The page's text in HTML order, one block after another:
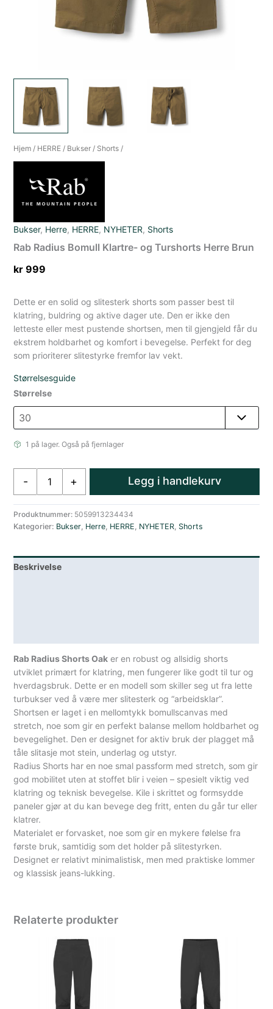
Hjem / HERRE / Bukser / Shorts /
Bukser, Herre, HERRE, NYHETER, Shorts
Rab Radius Bomull Klartre- og Turshorts Herre Brun
kr 999
Dette er en solid og slitesterk shorts som passer best til
klatring, buldring og aktive dager ute. Den er ikke den
letteste eller mest pustende shortsen, men til gjengjeld får du
ekstrem holdbarhet og komfort i bevegelse. Perfekt for deg
som prioriterer slitestyrke fremfor lav vekt.
Størrelsesguide
Størrelse
1 på lager. Også på fjernlager
-
Klartre-
og
Herre
Brun
+ Legg i handlekurv
Produktnummer: 5059913234434
Kategorier: Bukser, Herre, HERRE, NYHETER, Shorts
Beskrivelse
Rab Radius Shorts Oak er en robust og allsidig shorts
utviklet primært for klatring, men fungerer like godt til tur og
hverdagsbruk. Dette er en modell som skiller seg ut fra lette
turbukser ved å være mer slitesterk og “arbeidsklar”.
Shortsen er laget i en mellomtykk bomullscanvas med
stretch, noe som gir en perfekt balanse mellom holdbarhet og
bevegelighet. Den er designet for aktiv bruk der plagget må
tåle slitasje mot stein, underlag og utstyr.
Radius Shorts har en noe smal passform med stretch, som gir
god mobilitet uten at stoffet blir i veien – spesielt viktig ved
klatring og teknisk bevegelse. Kile i skrittet og formsydde
paneler gjør at du kan bevege deg fritt, enten du går tur eller
klatrer.
Materialet er forvasket, noe som gir en mykere følelse fra
første bruk, samtidig som det holder på slitestyrken.
Designet er relativt minimalistisk, men med praktiske lommer
og klassisk jeans-lukking.
Relaterte produkter